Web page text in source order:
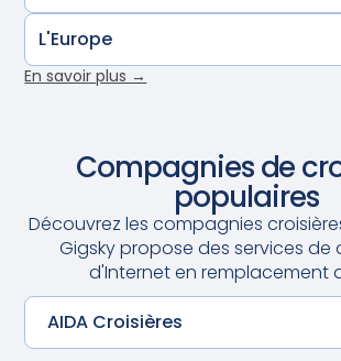
L'Europe
En savoir plus →
Compagnies de
populaires
Découvrez les compagnies
Gigsky propose des services de
d'Internet en remplacement
AIDA Croisières